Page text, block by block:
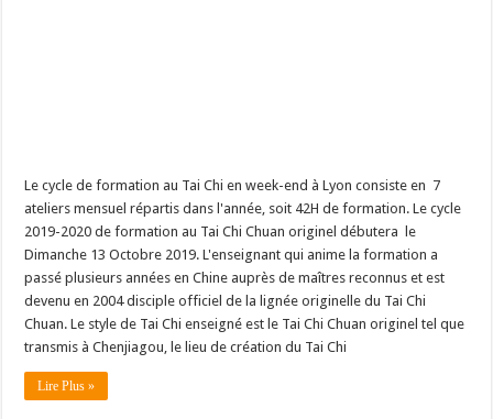
Le cycle de formation au Tai Chi en week-end à Lyon consiste en 7
ateliers mensuel répartis dans l'année, soit 42H de formation. Le cycle
2019-2020 de formation au Tai Chi Chuan originel débutera le
Dimanche 13 Octobre 2019. L'enseignant qui anime la formation a
passé plusieurs années en Chine auprès de maîtres reconnus et est
devenu en 2004 disciple officiel de la lignée originelle du Tai Chi
Chuan. Le style de Tai Chi enseigné est le Tai Chi Chuan originel tel que
transmis à Chenjiagou, le lieu de création du Tai Chi
Lire Plus »